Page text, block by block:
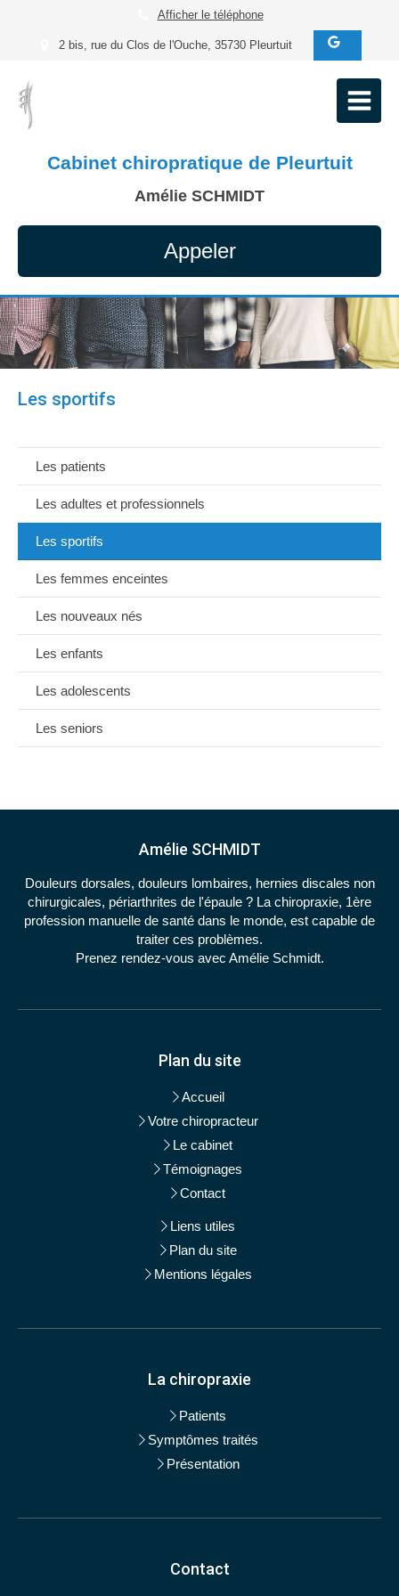
Afficher le téléphone
2 bis, rue du Clos de l'Ouche, 35730 Pleurtuit
Cabinet chiropratique de Pleurtuit
Amélie SCHMIDT
Appeler
Les sportifs
Les patients
Les adultes et professionnels
Les sportifs
Les femmes enceintes
Les nouveaux nés
Les enfants
Les adolescents
Les seniors
Amélie SCHMIDT
Douleurs dorsales, douleurs lombaires, hernies discales non
chirurgicales, périarthrites de l'épaule ? La chiropraxie, 1ère
profession manuelle de santé dans le monde, est capable de
traiter ces problèmes.
Prenez rendez-vous avec Amélie Schmidt.
Plan du site
Accueil
Votre chiropracteur
Le cabinet
Témoignages
Contact
Liens utiles
Plan du site
Mentions légales
La chiropraxie
Patients
Symptômes traités
Présentation
Contact